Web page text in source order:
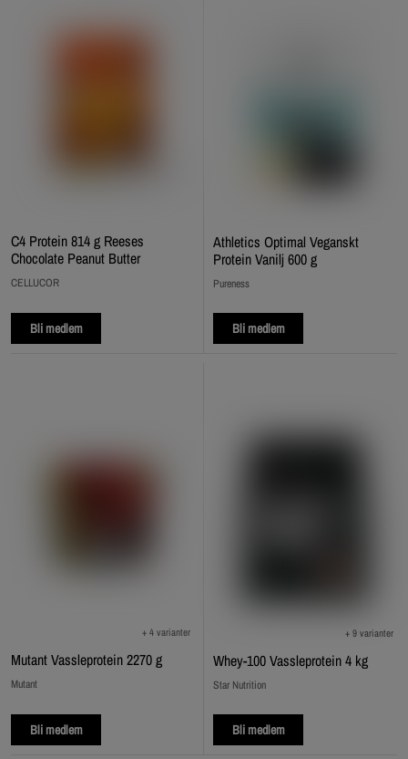
C4 Protein 814 g Reeses
Chocolate Peanut Butter
CELLUCOR
Bli medlem
Athletics Optimal Veganskt
Protein Vanilj 600 g
Pureness
Bli medlem
Mutant Vassleprotein 2270 g
+ 4 varianter
Mutant
Bli medlem
Whey-100 Vassleprotein 4 kg
+ 9 varianter
Star Nutrition
Bli medlem